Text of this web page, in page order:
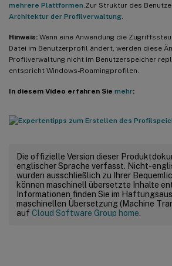
mehrere Plattformen .Zur Struktur des
Architektur der Profilverwaltung
Hinweis: Wenn eine Anwendung die
Datei im Benutzerprofil ändert, werden diese
Profilverwaltung nicht im Benutzerspeicher
entspricht Windows-Roamingprofilen.
In diesem Video erfahren Sie mehr:
Die offizielle Version dieser
englischer Sprache verfasst. Nicht-
wurden ausschließlich zu Ihrer
können maschinell übersetzte Inhalte
Informationen finden Sie im
maschinellen Übersetzung (Machine
auf Cloud Software Group home.